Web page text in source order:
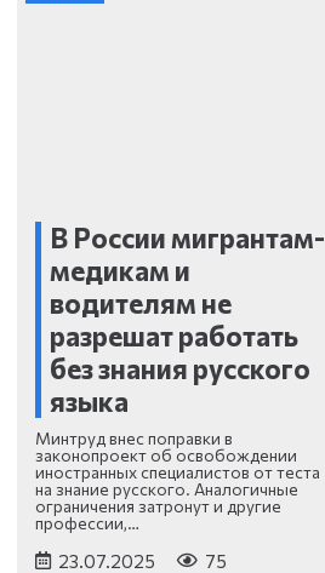
В России мигрантам-
медикам и
водителям не
разрешат работать
без знания русского
языка
Минтруд внес поправки в
законопроект об освобождении
иностранных специалистов от теста
на знание русского. Аналогичные
ограничения затронут и другие
профессии,…
23.07.2025 75